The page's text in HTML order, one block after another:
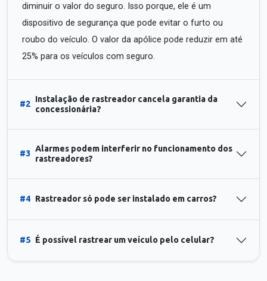
diminuir o valor do seguro. Isso porque, ele é um
dispositivo de segurança que pode evitar o furto ou
roubo do veículo. O valor da apólice pode reduzir em até
25% para os veículos com seguro.
#2
Instalação de rastreador cancela garantia da
concessionária?
#3
Alarmes podem interferir no funcionamento dos
rastreadores?
#4 Rastreador só pode ser instalado em carros?
#5 É possível rastrear um veículo pelo celular?